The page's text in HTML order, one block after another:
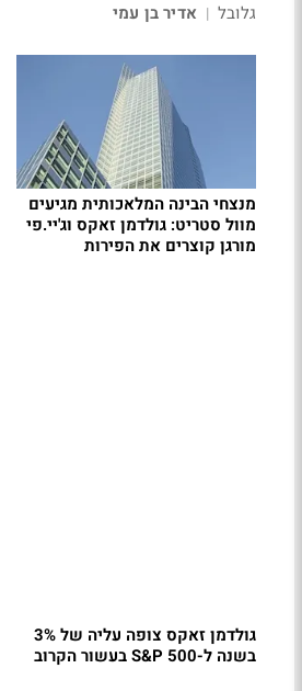
גלובל | אדיר בן עמי
מנצחי הבינה המלאכותית מגיעים
מוול סטריט: גולדמן זאקס וג'יי.פי
מורגן קוצרים את הפירות
גולדמן זאקס צופה עליה של 3%
בשנה ל-S&P 500 בעשור הקרוב